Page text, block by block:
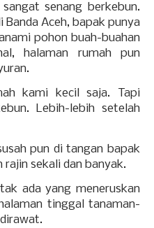
senang berkebun.
Aceh, bapak punya
pohon buah-buahan
halaman rumah pun
kami kecil saja. Tapi
Lebih-lebih setelah
pun di tangan bapak
rajin sekali dan banyak.
ada yang meneruskan
tinggal tanaman-